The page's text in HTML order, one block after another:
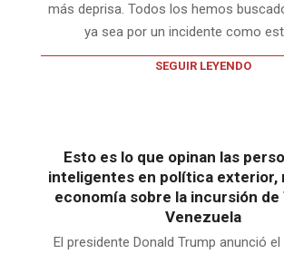
más deprisa. Todos los hemos
ya sea por un incidente como
SEGUIR LEYENDO
Esto es lo que opinan las
inteligentes en política exterior,
economía sobre la incursión de
Venezuela
El presidente Donald Trump anunció